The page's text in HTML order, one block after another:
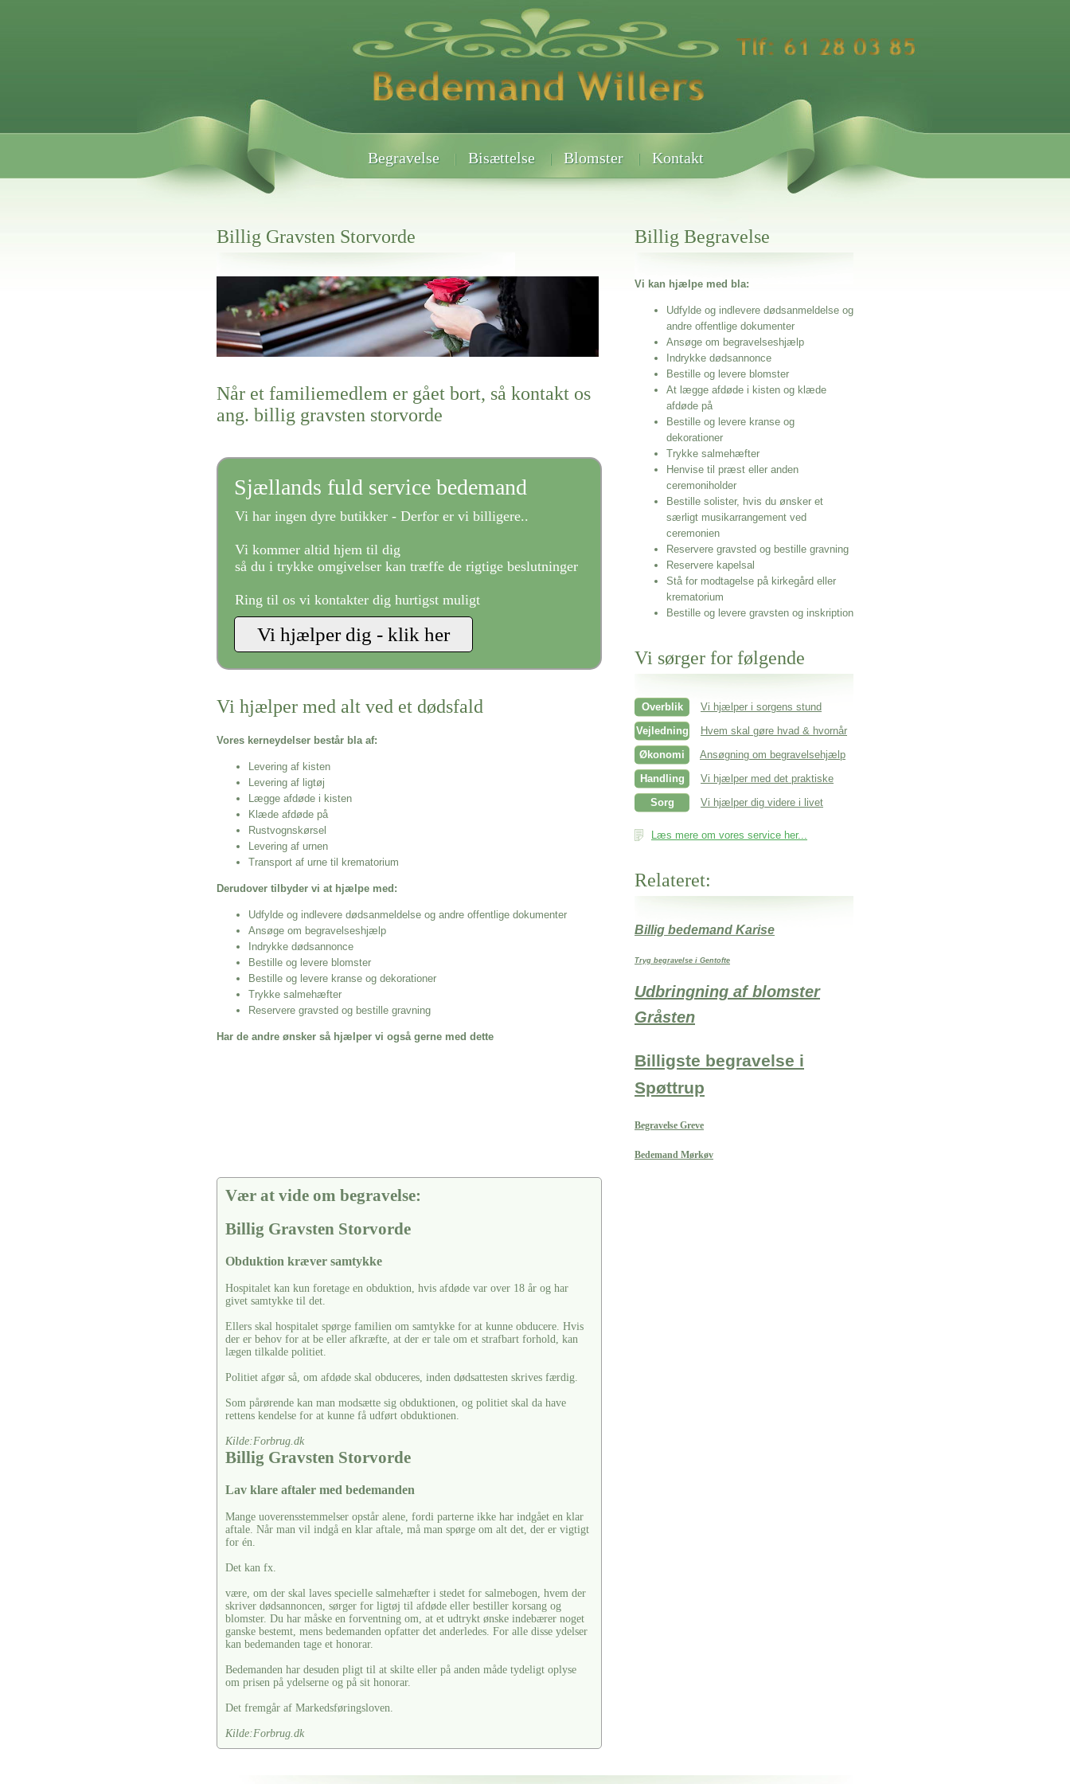
Begravelse Bisættelse Blomster Kontakt
Billig Gravsten Storvorde
Her hos os får du altid en god afslutning når det gælder
Billig Gravsten Storvorde
vi hjælper i alle faser af begravelsel
Når et familiemedlem er gået bort, så kontakt os
ang. billig gravsten storvorde
Sjællands fuld service bedemand
Vi har ingen dyre butikker - Derfor er vi billigere..
Vi kommer altid hjem til dig
så du i trykke omgivelser kan træffe de rigtige beslutninger
Ring til os vi kontakter dig hurtigst muligt
Vi hjælper med alt ved et dødsfald
Vores kerneydelser består bla af:
Levering af kisten
Levering af ligtøj
Lægge afdøde i kisten
Klæde afdøde på
Rustvognskørsel
Levering af urnen
Transport af urne til krematorium
Derudover tilbyder vi at hjælpe med:
Udfylde og indlevere dødsanmeldelse og andre offentlige dokumenter
Ansøge om begravelseshjælp
Indrykke dødsannonce
Bestille og levere blomster
Bestille og levere kranse og dekorationer
Trykke salmehæfter
Reservere gravsted og bestille gravning
Har de andre ønsker så hjælper vi også gerne med dette
Vær at vide om begravelse:
Billig Gravsten Storvorde
Obduktion kræver samtykke
Hospitalet kan kun foretage en obduktion, hvis afdøde var over 18 år og har
givet samtykke til det.
Ellers skal hospitalet spørge familien om samtykke for at kunne obducere. Hvis
der er behov for at be eller afkræfte, at der er tale om et strafbart forhold, kan
lægen tilkalde politiet.
Politiet afgør så, om afdøde skal obduceres, inden dødsattesten skrives færdig.
Som pårørende kan man modsætte sig obduktionen, og politiet skal da have
rettens kendelse for at kunne få udført obduktionen.
Kilde:Forbrug.dk
Billig Gravsten Storvorde
Lav klare aftaler med bedemanden
Mange uoverensstemmelser opstår alene, fordi parterne ikke har indgået en klar
aftale. Når man vil indgå en klar aftale, må man spørge om alt det, der er vigtigt
for én.
Det kan fx.
være, om der skal laves specielle salmehæfter i stedet for salmebogen, hvem der
skriver dødsannoncen, sørger for ligtøj til afdøde eller bestiller korsang og
blomster. Du har måske en forventning om, at et udtrykt ønske indebærer noget
ganske bestemt, mens bedemanden opfatter det anderledes. For alle disse ydelser
kan bedemanden tage et honorar.
Bedemanden har desuden pligt til at skilte eller på anden måde tydeligt oplyse
om prisen på ydelserne og på sit honorar.
Det fremgår af Markedsføringsloven.
Kilde:Forbrug.dk
Billig Begravelse
Vi kan hjælpe med bla:
Udfylde og indlevere dødsanmeldelse og
andre offentlige dokumenter
Ansøge om begravelseshjælp
Indrykke dødsannonce
Bestille og levere blomster
At lægge afdøde i kisten og klæde
afdøde på
Bestille og levere kranse og
dekorationer
Trykke salmehæfter
Henvise til præst eller anden
ceremoniholder
Bestille solister, hvis du ønsker et
særligt musikarrangement ved
ceremonien
Reservere gravsted og bestille gravning
Reservere kapelsal
Stå for modtagelse på kirkegård eller
krematorium
Bestille og levere gravsten og inskription
Vi sørger for følgende
Overblik
Vi hjælper i sorgens stund
Vejledning
Hvem skal gøre hvad & hvornår
Økonomi
Ansøgning om begravelsehjælp
Handling
Vi hjælper med det praktiske
Sorg
Vi hjælper dig videre i livet
Læs mere om vores service her...
Relateret:
Billig bedemand Karise
Tryg begravelse i Gentofte
Udbringning af blomster
Gråsten
Billigste begravelse i
Spøttrup
Begravelse Greve
Bedemand Mørkøv